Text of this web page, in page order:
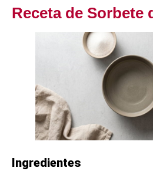
Receta de Sorbete
Ingredientes